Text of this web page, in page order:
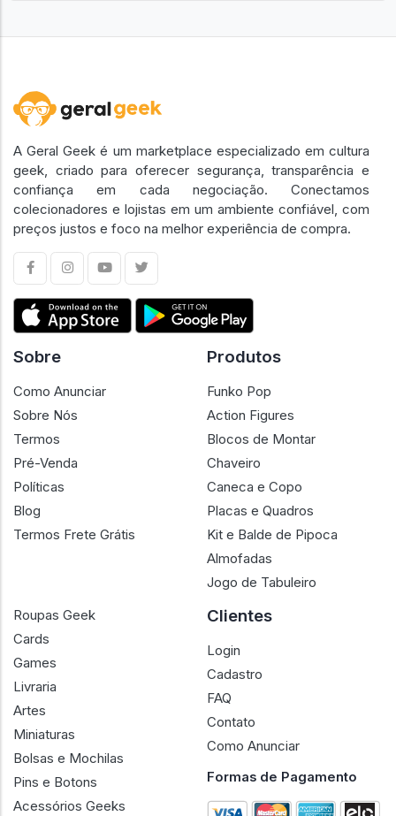
A Geral Geek é um marketplace especializado em cultura
geek, criado para oferecer segurança, transparência e
confiança em cada negociação. Conectamos
colecionadores e lojistas em um ambiente confiável, com
preços justos e foco na melhor experiência de compra.
Sobre
Como Anunciar
Sobre Nós
Termos
Pré-Venda
Políticas
Blog
Termos Frete Grátis
Produtos
Funko Pop
Action Figures
Blocos de Montar
Chaveiro
Caneca e Copo
Placas e Quadros
Kit e Balde de Pipoca
Almofadas
Jogo de Tabuleiro
Roupas Geek
Cards
Games
Livraria
Artes
Miniaturas
Bolsas e Mochilas
Pins e Botons
Acessórios Geeks
Clientes
Login
Cadastro
FAQ
Contato
Como Anunciar
Formas de Pagamento